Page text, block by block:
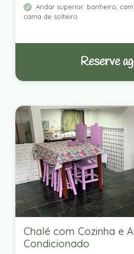
Andar superior: banheiro,
cama de solteiro
Reserve
Chalé com Cozinha e
Condicionado